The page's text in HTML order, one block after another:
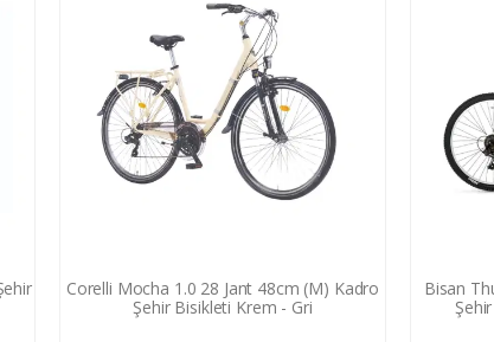
Corelli Mocha 1.0 28 Jant 48cm (M) Kadro
Şehir Bisikleti Krem - Gri
Bisan